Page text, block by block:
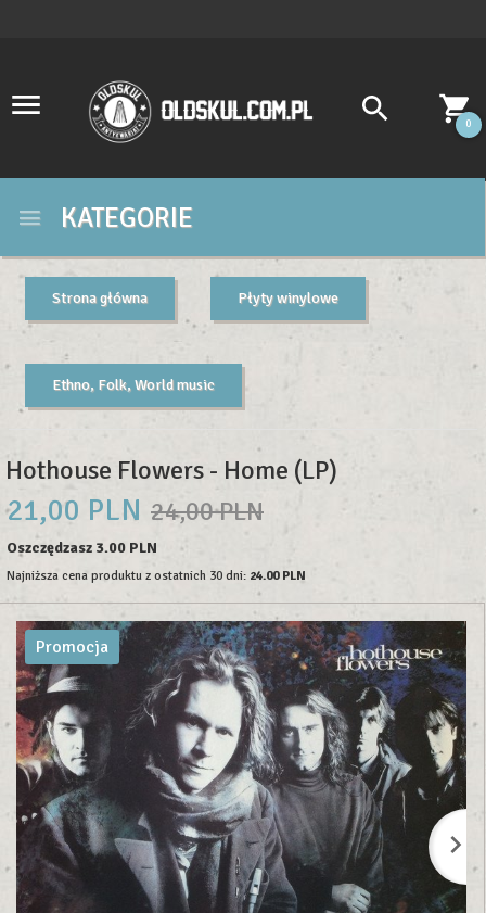
0
KATEGORIE
Strona główna Płyty winylowe
Ethno, Folk, World music
Hothouse Flowers - Home (LP)
21,00 PLN 24,00 PLN
Oszczędzasz 3.00 PLN
Najniższa cena produktu z ostatnich 30 dni: 24.00 PLN
Promocja